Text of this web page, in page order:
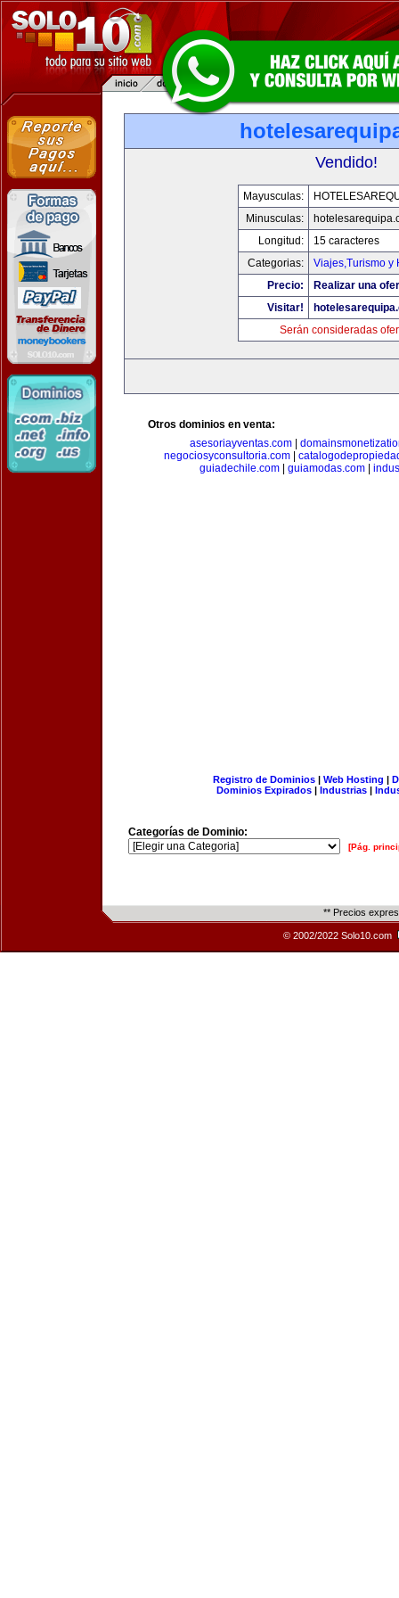
Vendido!
Mayusculas:
Minusculas:
Longitud:
15 caracteres
Categorias:
Viajes,Turismo y
Precio:
Realizar una
Visitar!
Serán consideradas
Otros dominios en venta:
asesoriayventas.com
negociosyconsultoria.com|
guiadechile.com
guiamodas.com
Registro de Dominios| Web Hosting |
Dominios Expirados | Industrias |
Categorías de Dominio:
[Pág.
** Precios
© 2002/2022 Solo10.com